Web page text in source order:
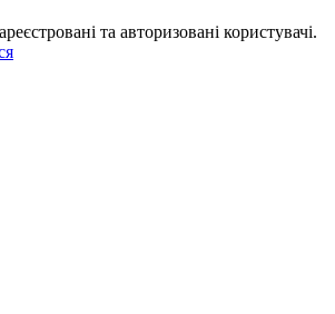
та авторизовані користувачі.